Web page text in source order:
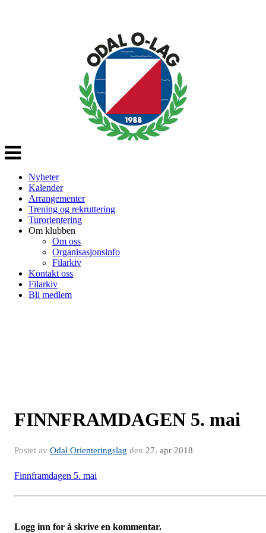
Veksle
navigasjon
Nyheter
Kalender
Arrangementer
Trening og rekruttering
Turorientering
Om klubben
Om oss
Organisasjonsinfo
Filarkiv
Kontakt oss
Filarkiv
Bli medlem
FINNFRAMDAGEN 5. mai
Postet av Odal Orienteringslag den 27. apr 2018
Finnframdagen 5. mai
Logg inn for å skrive en kommentar.